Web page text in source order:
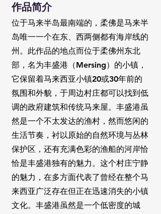
​作品简介
位于马来半岛最南端的，柔佛是马来半
岛唯一一个在东、西两侧都有海岸线的
州。此作品的地点而位于柔佛州东北
部，名为丰盛港（Mersing）的小镇，
它保留着马来西亚小镇20或30年前的
氛围和外貌，于周边村庄都可以找到低
调的政府建筑和传统马来屋。丰盛港虽
然是一个不太发达的渔村，然而悠闲的
生活节奏，衬以原始的自然环境与丛林
保护区，还有充满色彩的渔船的河岸恰
恰是丰盛港独有的魅力。这个村庄宁静
的魅力，在多方面代表了曾经在整个马
来西亚广泛存在但正在迅速消失的小镇
文化。丰盛港虽然是一个低密度的城